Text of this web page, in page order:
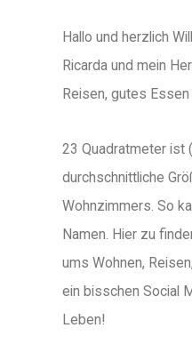
Hallo und herzlich
Ricarda und mein
Reisen, gutes Essen
23 Quadratmeter ist
durchschnittliche
Wohnzimmers. So
Namen. Hier zu
ums Wohnen,
ein bisschen Social
Leben!